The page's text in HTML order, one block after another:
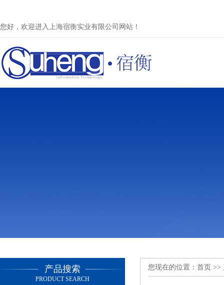
您好，欢迎进入上海宿衡实业有限公司网站！
产品搜索
PRODUCT SEARCH
您现在的位置： 首页 >>